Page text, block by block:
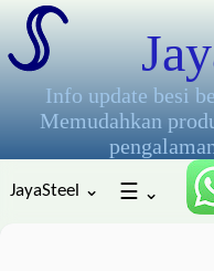
Info update besi
Memudahkan
JayaSteel ⌄ ☰ ⌄